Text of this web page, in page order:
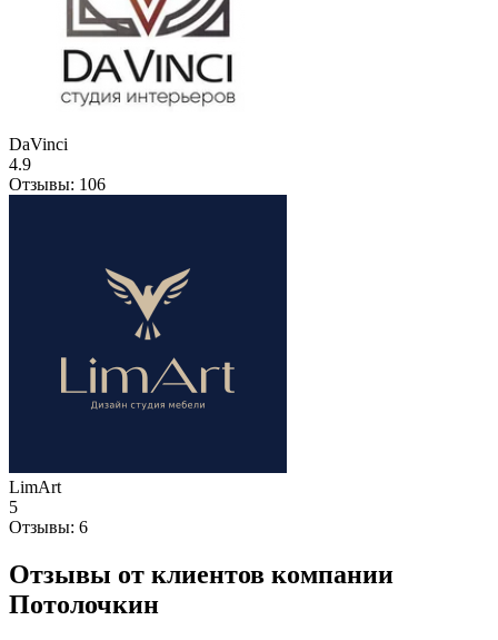
DaVinci
4.9
Отзывы: 106
LimArt
5
Отзывы: 6
Отзывы от клиентов компании
Потолочкин